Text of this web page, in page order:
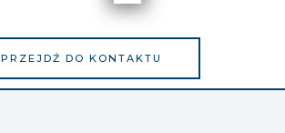
PRZEJDŹ DO KONTAKTU